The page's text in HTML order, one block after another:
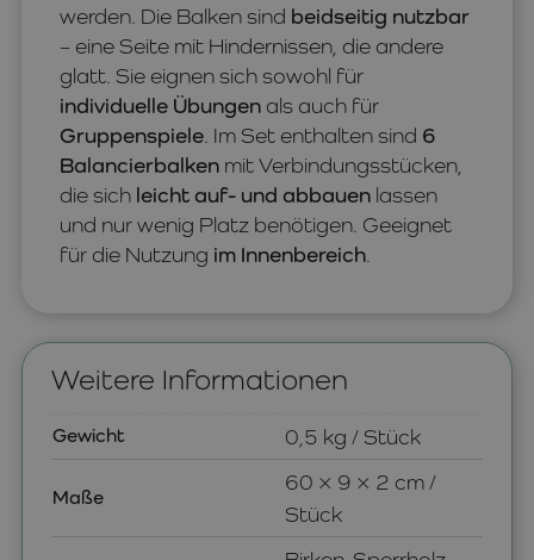
werden. Die Balken sind beidseitig nutzbar
– eine Seite mit Hindernissen, die andere
glatt. Sie eignen sich sowohl für
individuelle Übungen als auch für
Gruppenspiele . Im Set enthalten sind 6
Balancierbalken mit Verbindungsstücken,
die sich leicht auf- und abbauen lassen
und nur wenig Platz benötigen. Geeignet
für die Nutzung im Innenbereich
Weitere Informationen
Gewicht 0,5 kg / Stück
Maße
60 × 9 × 2 cm /
Stück